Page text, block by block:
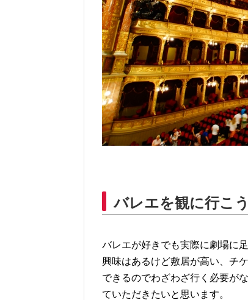
バレエを観に行こう
バレエが好きでも実際に劇場に
興味はあるけど敷居が高い、チ
できるのでわざわざ行く必要が
ていただきたいと思います。